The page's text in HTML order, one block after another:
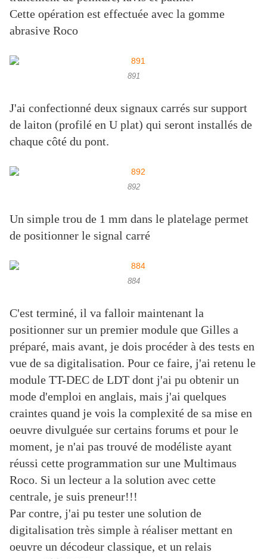
Cette opération est effectuée avec la gomme
abrasive Roco
891
J'ai confectionné deux signaux carrés sur support
de laiton (profilé en U plat) qui seront installés de
chaque côté du pont.
892
Un simple trou de 1 mm dans le platelage permet
de positionner le signal carré
884
C'est terminé, il va falloir maintenant la
positionner sur un premier module que Gilles a
préparé, mais avant, je dois procéder à des tests en
vue de sa digitalisation. Pour ce faire, j'ai retenu le
module TT-DEC de LDT dont j'ai pu obtenir un
mode d'emploi en anglais, mais j'ai quelques
craintes quand je vois la complexité de sa mise en
oeuvre divulguée sur certains forums et pour le
moment, je n'ai pas trouvé de modéliste ayant
réussi cette programmation sur une Multimaus
Roco. Si un lecteur a la solution avec cette
centrale, je suis preneur!!!
Par contre, j'ai pu tester une solution de
digitalisation très simple à réaliser mettant en
oeuvre un décodeur classique, et un relais